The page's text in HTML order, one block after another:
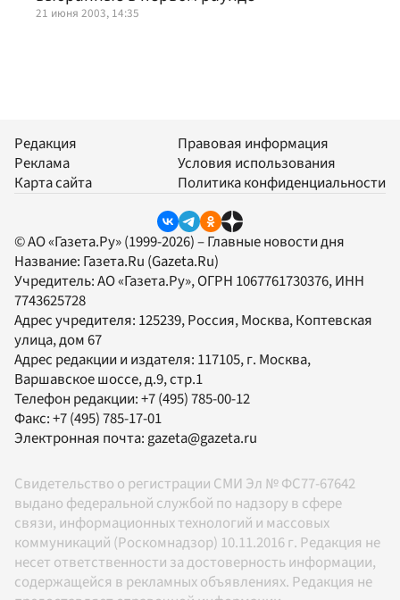
21 июня 2003, 14:35
Редакция
Реклама
Карта сайта
Правовая информация
Условия использования
Политика конфиденциальности
© АО «Газета.Ру» (1999-2026) – Главные новости дня
Название: Газета.Ru (Gazeta.Ru)
Учредитель:АО «Газета.Ру», ОГРН 1067761730376, ИНН
7743625728
Адрес учредителя: 125239, Россия, Москва, Коптевская
улица, дом 67
Адрес редакции и издателя: 117105, г. Москва,
Варшавское шоссе, д.9, стр.1
Телефон редакции:+7 (495) 785-00-12
Факс:+7 (495) 785-17-01
Электронная почта:gazeta@gazeta.ru
Свидетельство о регистрации СМИ Эл № ФС77-67642
выдано федеральной службой по надзору в сфере
связи, информационных технологий и массовых
коммуникаций (Роскомнадзор) 10.11.2016 г. Редакция не
несет ответственности за достоверность информации,
содержащейся в рекламных объявлениях. Редакция не